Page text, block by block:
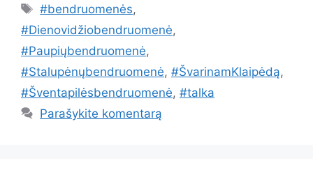
Žymos
#bendruomenės,
#Dienovidžiobendruomenė,
#Paupiųbendruomenė,
#Stalupėnųbendruomenė, #ŠvarinamKlaipėdą,
#Šventapilėsbendruomenė, #talka
Parašykite komentarą